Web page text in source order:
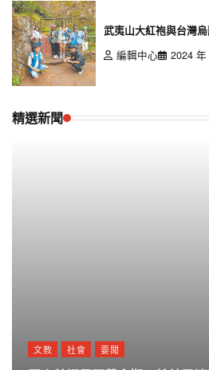
武夷山大紅袍與台灣
編輯中心
2024
精選新聞
文教 社會 要聞